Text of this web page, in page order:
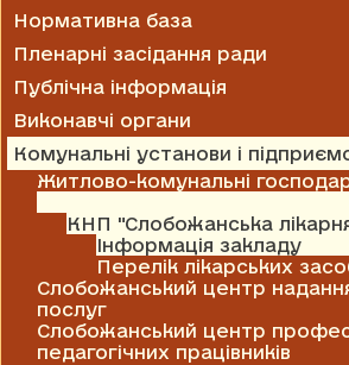
Нормативна база
Пленарні засідання ради
Публічна інформація
Виконавчі органи
Комунальні установи і
Житлово-комунальні
КНП "Слобожанська
Інформація закладу
Перелік лікарських
Слобожанський центр
послуг
Слобожанський центр
педагогічних працівників